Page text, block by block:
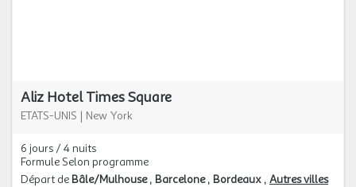
Aliz Hotel Times Square
ETATS-UNIS | New York
6 jours / 4 nuits
Formule Selon programme
Départ de Bâle/Mulhouse Barcelone Bordeaux Autres villes